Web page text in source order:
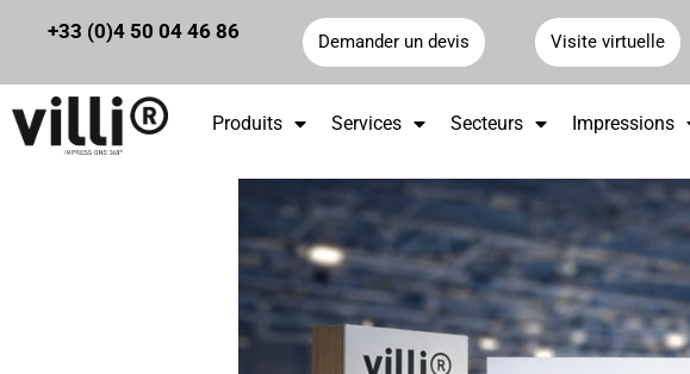
Panneau de gestion des cookies
+33 (0)4 50 04 46 86 Demander un devis Visite virtuelle
Produits Services Secteurs Impressions